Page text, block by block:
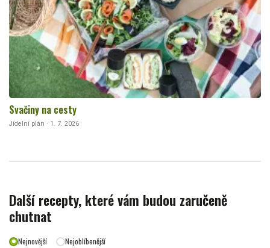
Svačiny na cesty
Jídelní plán · 1. 7. 2026
Další recepty, které vám budou zaručeně
chutnat
Nejnovější Nejoblíbenější